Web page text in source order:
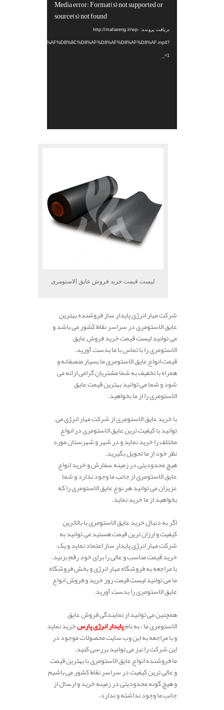
نمایشگرMedia error: Format(s) not supported or
source(s) not found
دریافت پرونده: http://mahareng.ir/wp-
05/%D8%AC%D8%AF%DB%8C%D8%AF%D8%AF%D8%AF%D8%AF.mp4?
_=1
لیست قیمت خرید فروش عایق الاستومری
شرکت مهار انرژی پایدار ساز فروشنده بهترین
عایق الاستومری در سراسر نقاط کشور می باشد و
می توانید لیست قیمت خرید فروش عایق
الاستومری را با تماس با ما بدست آورید.
قیمت انواع عایق الاستومری ما بسیار منصفانه و
همراه با تخفیف به شما مشتریان گرامی ارائه می
شود و شما می توانید بهترین قیمت عایق
الاستومری را از ما بخواهید.
با خرید عایق الاستومری از شرکت مهار انرژی می
توانید با کیفیت ترین عایق الاستومری در انواع
مختلف را خرید نماید و در شهر و شهرستان مورد
نظر خود از ما تحویل بگیرید.
هیچ محدودیتی در زمینه سفارش و خرید انواع
عایق الاستومری از جانب ما وجود ندارد و شما
عزیزان می توانید هر نوع عایق الاستومری را که
بخواهید از ما خرید نماید.
اگر به دنبال خرید عایق الاستومری با بالاترین
کیفیت و ارزان ترین قیمت هستید می توانید به
شرکت مهار انرژی پایدار ساز اعتماد نماید و یک
خرید قیمت مناسب و عالی را برای خود رقم بزنید.
با مراجعه به فروشگاه مهار انرژی و بخش فروشگاه
ما می توانید لیست قیمت روز خرید و فروش انواع
عایق الاستومری را بدست آورید.
همچنین می توانید از نمایندگی فروش عایق
الاستومری ما ، به نامپایدار انرژی پارسخرید نماید
و با مراجعه به این وب سایت محصولات موجود در
این شرکت را نیز می توانید بررسی کنید.
ما فروشنده انواع عایق الاستومری با بهترین قیمت
و عالی ترین کیفیت در سراسر نقاط کشور می باشیم
و هیچ گونه محدودیتی در زمینه خرید و ارسال از
جانب ما وجود نداشته و ندارد.